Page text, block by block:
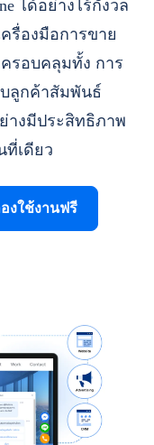
ได้อย่างไร้กังวล
รื่องมือการขาย
รอบคลุมทั้ง การ
ลูกค้าสัมพันธ์
างมีประสิทธิภาพ
ที่เดียว
งใช้งานฟรี